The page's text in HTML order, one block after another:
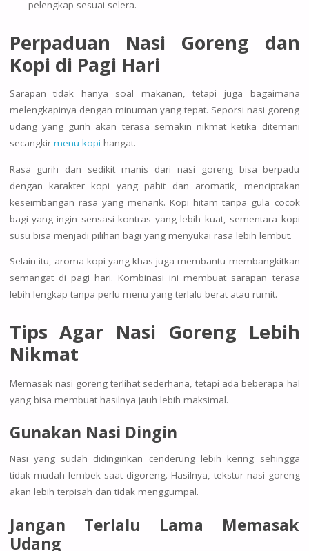
pelengkap sesuai selera.
Perpaduan Nasi Goreng dan
Kopi di Pagi Hari
Sarapan tidak hanya soal makanan, tetapi juga bagaimana
melengkapinya dengan minuman yang tepat. Seporsi nasi goreng
udang yang gurih akan terasa semakin nikmat ketika ditemani
secangkir menu kopi hangat.
Rasa gurih dan sedikit manis dari nasi goreng bisa berpadu
dengan karakter kopi yang pahit dan aromatik, menciptakan
keseimbangan rasa yang menarik. Kopi hitam tanpa gula cocok
bagi yang ingin sensasi kontras yang lebih kuat, sementara kopi
susu bisa menjadi pilihan bagi yang menyukai rasa lebih lembut.
Selain itu, aroma kopi yang khas juga membantu membangkitkan
semangat di pagi hari. Kombinasi ini membuat sarapan terasa
lebih lengkap tanpa perlu menu yang terlalu berat atau rumit.
Tips Agar Nasi Goreng Lebih
Nikmat
Memasak nasi goreng terlihat sederhana, tetapi ada beberapa hal
yang bisa membuat hasilnya jauh lebih maksimal.
Gunakan Nasi Dingin
Nasi yang sudah didinginkan cenderung lebih kering sehingga
tidak mudah lembek saat digoreng. Hasilnya, tekstur nasi goreng
akan lebih terpisah dan tidak menggumpal.
Jangan Terlalu Lama Memasak
Udang